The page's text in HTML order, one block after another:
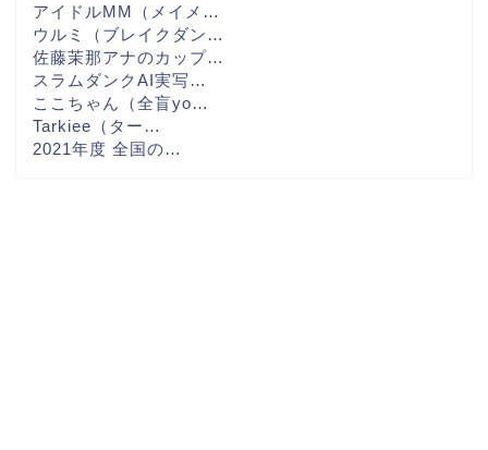
アイドルMM（メイメ…
ウルミ（ブレイクダン…
佐藤茉那アナのカップ…
スラムダンクAI実写…
ここちゃん（全盲yo…
Tarkiee（ター…
2021年度 全国の…